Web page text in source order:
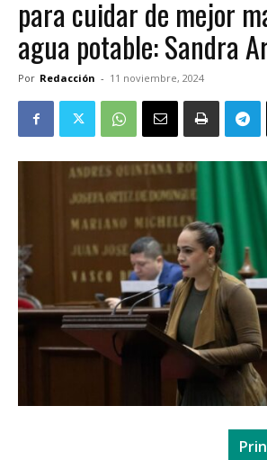
para cuidar de mejor
agua potable: Sandra
Por Redacción - 11 noviembre, 2024